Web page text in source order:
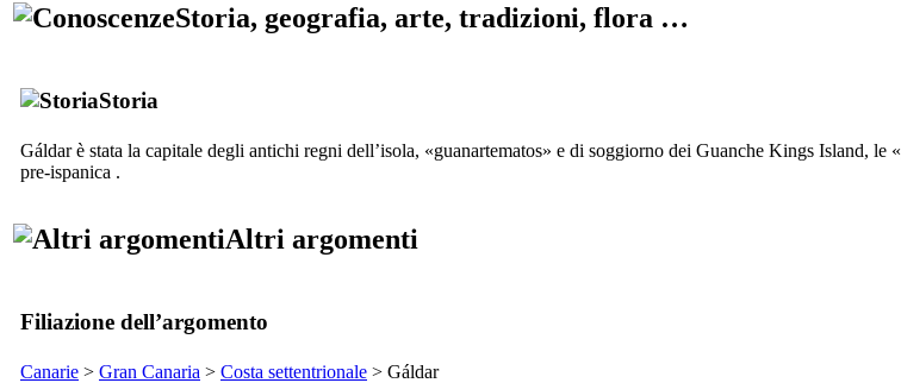
Storia, geografia, arte, tradizioni, flora …
Storia
Gáldarè stata la capitale degli antichi regni dell’isola, «guanartematos» e di soggiorno dei Guanche Kings Island, le «
pre-ispanica .
Altri argomenti
Filiazione dell’argomento
Canarie > Gran Canaria > Costa settentrionale > Gáldar